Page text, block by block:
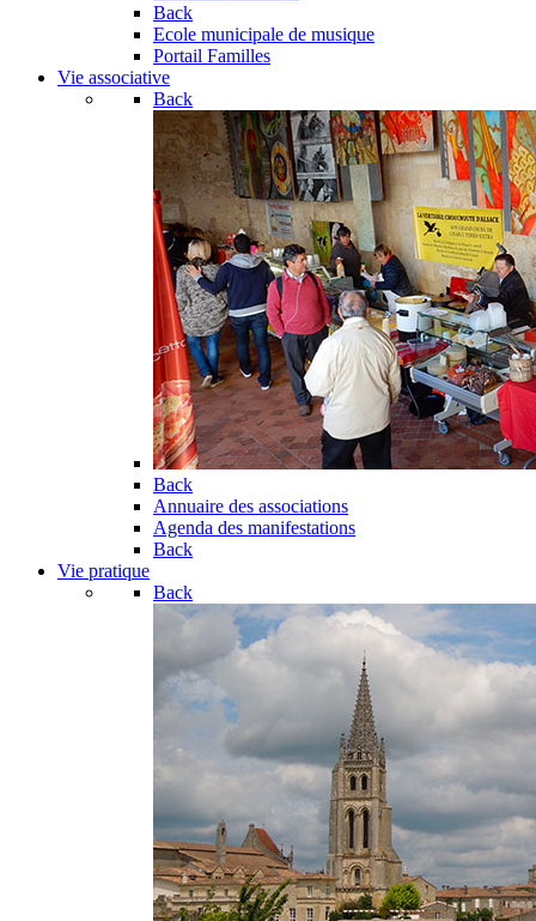
Back
Ecole municipale de musique
Portail Familles
Vie associative
Back
Back
Annuaire des associations
Agenda des manifestations
Back
Vie pratique
Back